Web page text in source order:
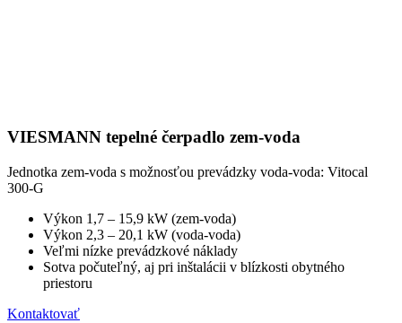
VIESMANN tepelné čerpadlo zem-voda
Jednotka zem-voda s možnosťou prevádzky voda-voda: Vitocal
300-G
Výkon 1,7 – 15,9 kW (zem-voda)
Výkon 2,3 – 20,1 kW (voda-voda)
Veľmi nízke prevádzkové náklady
Sotva počuteľný, aj pri inštalácii v blízkosti obytného
priestoru
Kontaktovať